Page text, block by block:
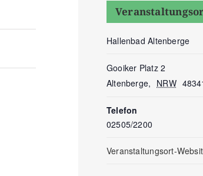
Hallenbad Altenberge
Gooiker Platz 2
Altenberge, NRW
Telefon
02505/2200
Veranstaltungsort-